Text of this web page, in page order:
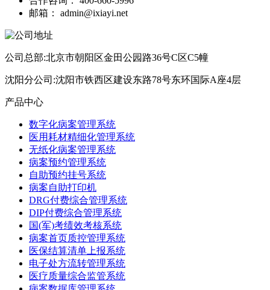
邮箱： admin@ixiayi.net
公司总部:北京市朝阳区金田公园路36号C区C5幢
沈阳分公司:沈阳市铁西区建设东路78号东环国际A座4层
产品中心
数字化病案管理系统
医用耗材精细化管理系统
无纸化病案管理系统
病案预约管理系统
自助预约挂号系统
病案自助打印机
DRG付费综合管理系统
DIP付费综合管理系统
国(军)考绩效考核系统
病案首页质控管理系统
医保结算清单上报系统
电子处方流转管理系统
医疗质量综合监管系统